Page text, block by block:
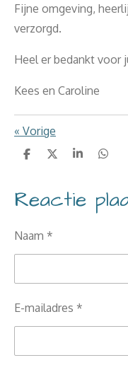
Fijne omgeving,
verzorgd.
Heel er bedankt voor
Kees en Caroline
« Vorige
D
e
n
D
S
e
D
e
n
Reactie
Naam *
E-mailadres *